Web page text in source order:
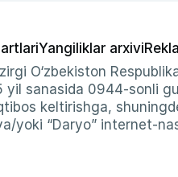
Yangiliklar arxivi
O‘zbekiston
sanasida 0944-sonli
keltirishga,
yoki “Daryo” internet-